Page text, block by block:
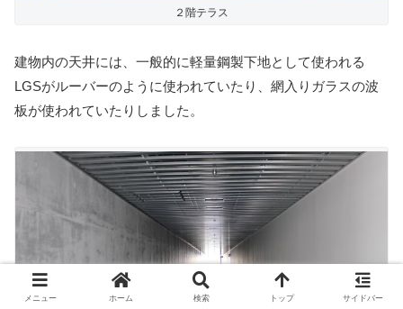
２階テラス
建物内の天井には、一般的に軽量鋼製下地として使われる
LGSがルーバーのように使われていたり、網入りガラスの波
板が使われていたりしました。
メニュー ホーム 検索 トップ サイドバー